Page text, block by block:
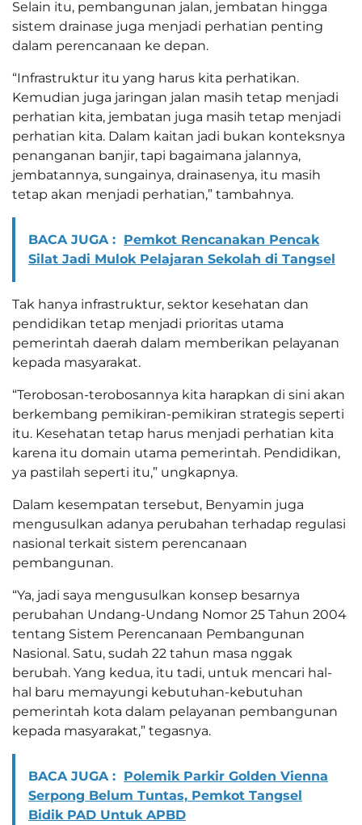
Selain itu, pembangunan jalan, jembatan hingga
sistem drainase juga menjadi perhatian penting
dalam perencanaan ke depan.
“Infrastruktur itu yang harus kita perhatikan.
Kemudian juga jaringan jalan masih tetap menjadi
perhatian kita, jembatan juga masih tetap menjadi
perhatian kita. Dalam kaitan jadi bukan konteksnya
penanganan banjir, tapi bagaimana jalannya,
jembatannya, sungainya, drainasenya, itu masih
tetap akan menjadi perhatian,” tambahnya.
BACA JUGA : Pemkot Rencanakan Pencak
Silat Jadi Mulok Pelajaran Sekolah di Tangsel
Tak hanya infrastruktur, sektor kesehatan dan
pendidikan tetap menjadi prioritas utama
pemerintah daerah dalam memberikan pelayanan
kepada masyarakat.
“Terobosan-terobosannya kita harapkan di sini akan
berkembang pemikiran-pemikiran strategis seperti
itu. Kesehatan tetap harus menjadi perhatian kita
karena itu domain utama pemerintah. Pendidikan,
ya pastilah seperti itu,” ungkapnya.
Dalam kesempatan tersebut, Benyamin juga
mengusulkan adanya perubahan terhadap regulasi
nasional terkait sistem perencanaan
pembangunan.
“Ya, jadi saya mengusulkan konsep besarnya
perubahan Undang-Undang Nomor 25 Tahun 2004
tentang Sistem Perencanaan Pembangunan
Nasional. Satu, sudah 22 tahun masa nggak
berubah. Yang kedua, itu tadi, untuk mencari hal-
hal baru memayungi kebutuhan-kebutuhan
pemerintah kota dalam pelayanan pembangunan
kepada masyarakat,” tegasnya.
BACA JUGA : Polemik Parkir Golden Vienna
Serpong Belum Tuntas, Pemkot Tangsel
Bidik PAD Untuk APBD